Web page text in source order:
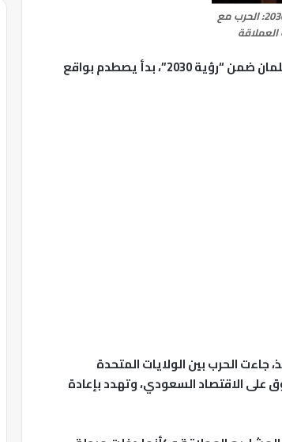
صدمة الواقع تضرب رؤية السعودية 2030: الحرب مع
لكن هذا الحلم الطموح الذي أطلقه ولي العهد الأمير محمد بن سلمان ضمن “رؤية 2030”، بدأ يصطدم بواقع
جاءت الحرب بين الولايات المتحدة
الاقتصاد السعودي، وتهدد بإعادة